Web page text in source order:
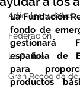
Artículos y datos
Federación
La Palma
Gran Recogida
La Fundación
fondo de
gestionará
española de
para
productos